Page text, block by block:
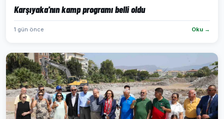
Karşıyaka'nın kamp programı belli oldu
1 gün önce Oku →